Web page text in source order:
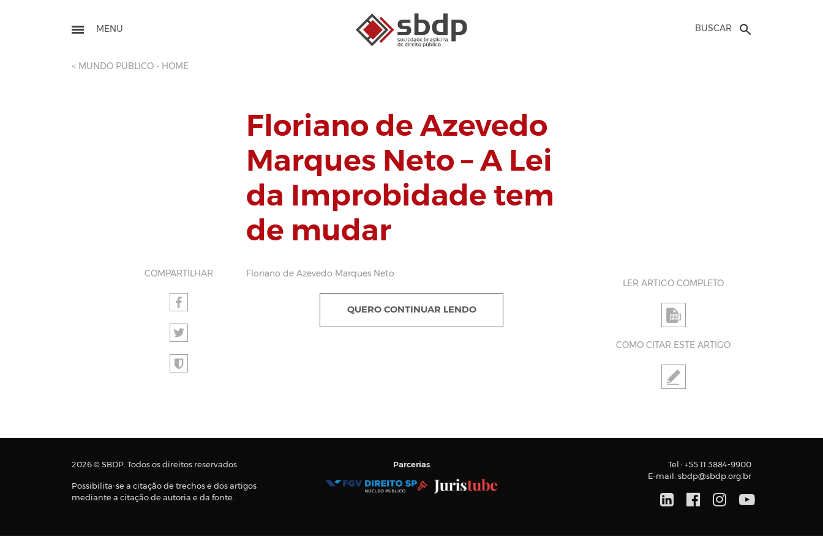
BUSCAR
< MUNDO PÚBLICO - HOME
Floriano de Azevedo
Marques Neto – A Lei
da Improbidade tem
de mudar
COMPARTILHAR Floriano de Azevedo Marques Neto
QUERO CONTINUAR LENDO
LER ARTIGO COMPLETO
COMO CITAR ESTE ARTIGO
2026 © SBDP. Todos os direitos reservados.
Possibilita-se a citação de trechos e dos artigos
mediante a citação de autoria e da fonte.
Parcerias Tel.: +55 11 3884-9900
E-mail: sbdp@sbdp.org.br